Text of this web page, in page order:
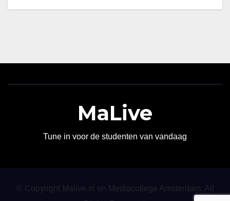
MaLive
Tune in voor de studenten van vandaag
© Copyright Malive.nl en Mediacollege Amsterdam. All